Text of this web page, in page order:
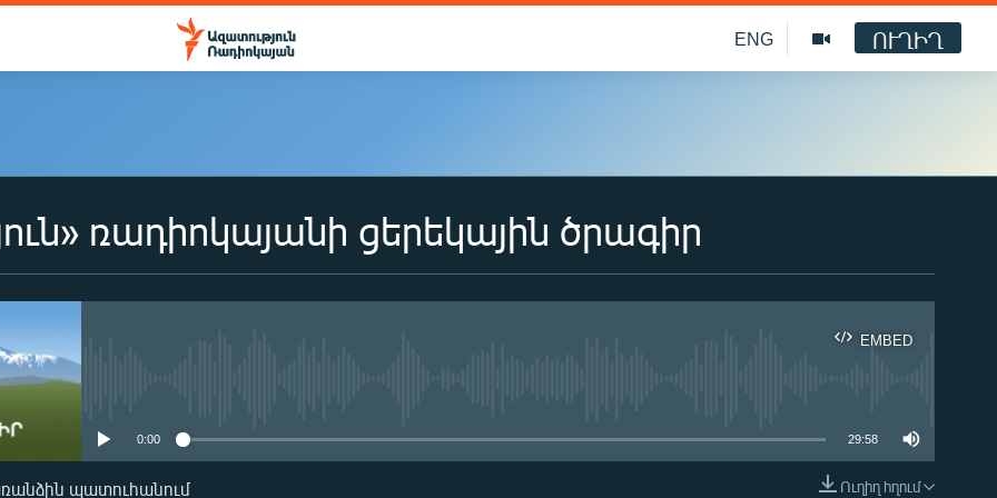
ENG ՈՒՂԻՂ
ռադիոկայանի ցերեկային ծրագիր
EMBED
0:00 29:58
Ուղիղ հղում
պատուհանում